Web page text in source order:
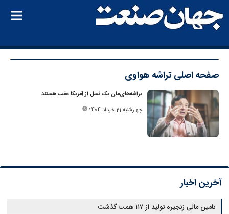
صفحه اصلیتراشه هواوی
تراشه‌های‌مان یک نسل از آمریکا عقب هستند
چهارشنبه 21 خرداد 1404
آخرین اخبار
تامین مالی زنجیره تولید از ۱۱۷ همت گذشت